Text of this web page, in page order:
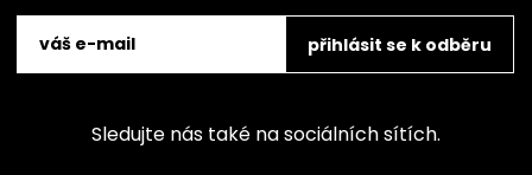
přihlásit se k odběru
Sledujte nás také na sociálních sítích.